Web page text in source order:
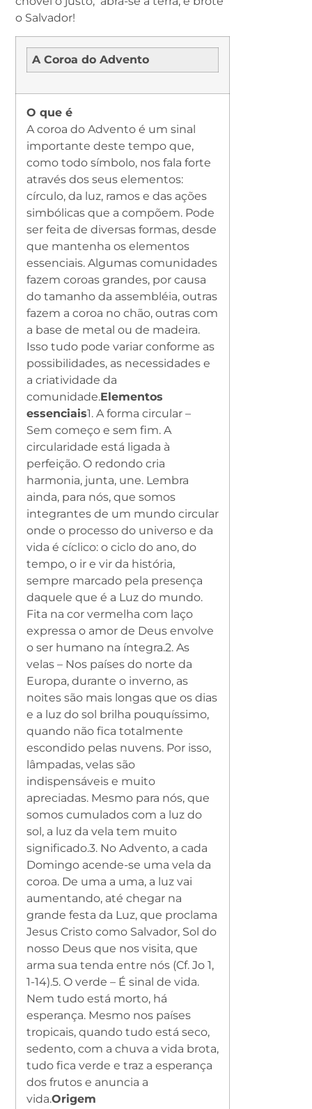
o Salvador!
A Coroa do Advento
O que é
A coroa do Advento é um sinal
importante deste tempo que,
como todo símbolo, nos fala forte
através dos seus elementos:
círculo, da luz, ramos e das ações
simbólicas que a compõem. Pode
ser feita de diversas formas, desde
que mantenha os elementos
essenciais. Algumas comunidades
fazem coroas grandes, por causa
do tamanho da assembléia, outras
fazem a coroa no chão, outras com
a base de metal ou de madeira.
Isso tudo pode variar conforme as
possibilidades, as necessidades e
a criatividade da
comunidade.Elementos
essenciais1. A forma circular –
Sem começo e sem fim. A
circularidade está ligada à
perfeição. O redondo cria
harmonia, junta, une. Lembra
ainda, para nós, que somos
integrantes de um mundo circular
onde o processo do universo e da
vida é cíclico: o ciclo do ano, do
tempo, o ir e vir da história,
sempre marcado pela presença
daquele que é a Luz do mundo.
Fita na cor vermelha com laço
expressa o amor de Deus envolve
o ser humano na íntegra.2. As
velas – Nos países do norte da
Europa, durante o inverno, as
noites são mais longas que os dias
e a luz do sol brilha pouquíssimo,
quando não fica totalmente
escondido pelas nuvens. Por isso,
lâmpadas, velas são
indispensáveis e muito
apreciadas. Mesmo para nós, que
somos cumulados com a luz do
sol, a luz da vela tem muito
significado.3. No Advento, a cada
Domingo acende-se uma vela da
coroa. De uma a uma, a luz vai
aumentando, até chegar na
grande festa da Luz, que proclama
Jesus Cristo como Salvador, Sol do
nosso Deus que nos visita, que
arma sua tenda entre nós (Cf. Jo 1,
1-14).5. O verde – É sinal de vida.
Nem tudo está morto, há
esperança. Mesmo nos países
tropicais, quando tudo está seco,
sedento, com a chuva a vida brota,
tudo fica verde e traz a esperança
dos frutos e anuncia a
vida.Origem